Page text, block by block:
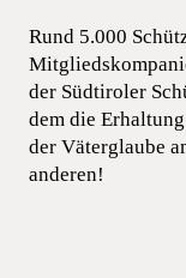
Rund 5.000
der Südtiroler
dem die
der Väterglaube
anderen!